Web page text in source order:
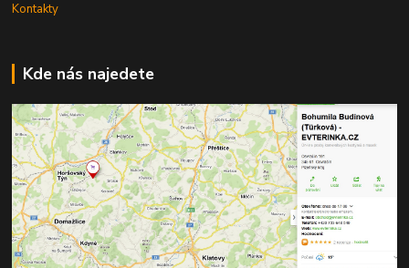
Kontakty
Kde nás najedete